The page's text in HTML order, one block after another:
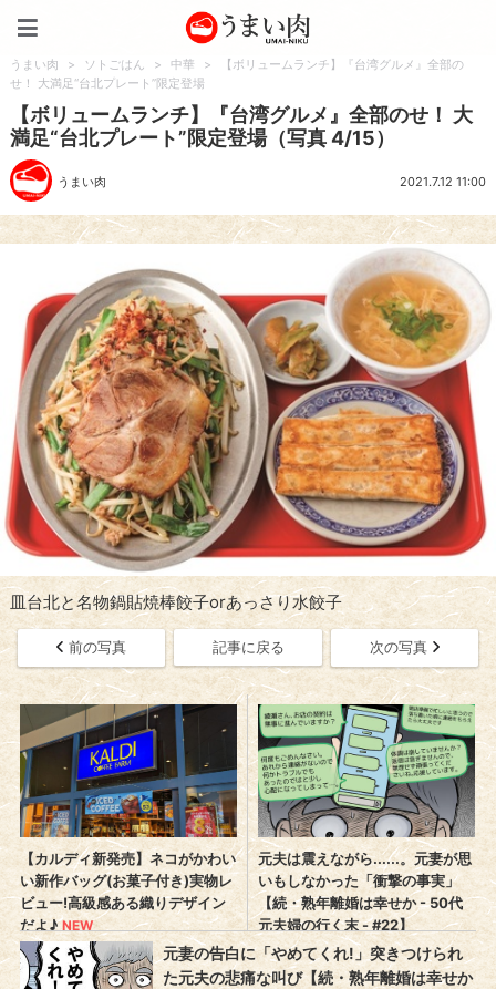
うまい肉 > ソトごはん > 中華 >
【ボリュームランチ】『台湾グルメ』全部の
せ！ 大満足“台北プレート”限定登場
【ボリュームランチ】『台湾グルメ』全部のせ！ 大
満足“台北プレート”限定登場（写真 4/15）
うまい肉 2021.7.12 11:00
皿台北と名物鍋貼焼棒餃子orあっさり水餃子
前の写真 記事に戻る 次の写真